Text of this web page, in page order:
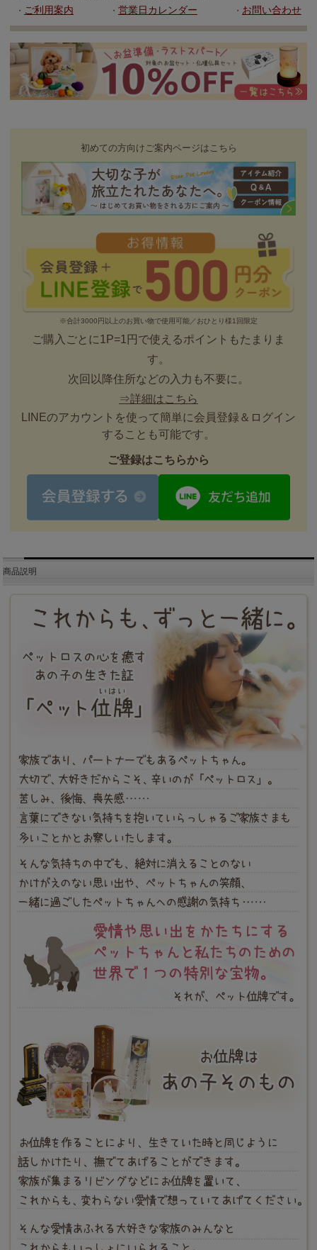
・ ご利用案内 ・ 営業日カレンダー ・ お問い合わせ
初めての方向けご案内ページはこちら
※合計3000円以上のお買い物で使用可能／おひとり様1回限定
ご購入ごとに1P=1円で使えるポイントもたまりま
す。
次回以降住所などの入力も不要に。
⇒詳細はこちら
LINEのアカウントを使って簡単に会員登録＆ログイン
することも可能です。
ご登録はこちらから
商品説明